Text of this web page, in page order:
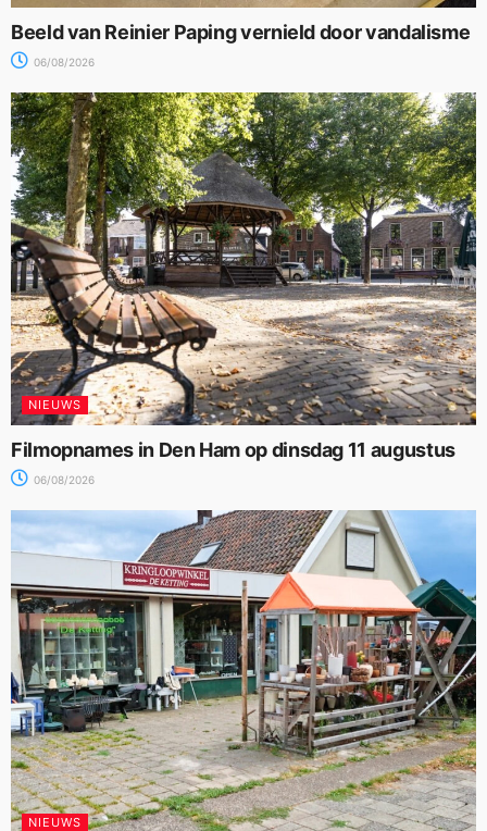
Beeld van Reinier Paping vernield door vandalisme
06/08/2026
NIEUWS
Filmopnames in Den Ham op dinsdag 11 augustus
06/08/2026
NIEUWS